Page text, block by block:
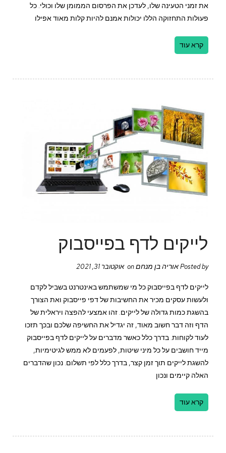
את זמני הטעינה שלו, לעדכן את הפרסום הממומן שלו וכולי. כל
פעולות התחזוקה הללו יכולות אמנם להיות קלות מאוד אפילו
קרא עוד
לייקים לדף בפייסבוק
Posted byאוריה בן מנחם
לייקים לדף בפייסבוק כל מי שמשתמש באינטרנט בשביל לקדם
ולעשות עסקים מכיר את החשיבות של דפי פייסבוק ואת הצורך
בהשגת כמות גדולה של לייקים. זהו אמצעי להפצה ויראלית של
הדף וזה דבר חשוב מאוד, זה יגדיל את החשיפה שלכם ובכך תזכו
לעוד לקוחות. בדרך כלל כאשר מדברים על לייקים לדף בפייסבוק
מייד חושבים על כל מיני שיטות, לפעמים לא ממש לגיטימיות,
להשגת לייקים תוך זמן קצר, בדרך כלל לפי תשלום. נכון שהדברים
האלה קיימים ונכון
קרא עוד